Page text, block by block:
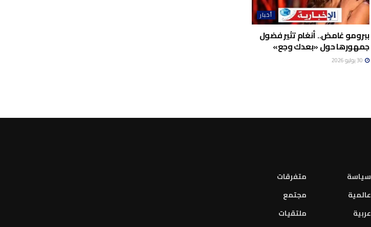
أخبار
ببرومو غامض.. أنغام تثير فضول
جمهورها حول «بعدك وجع»
سياسة
عالمية
عربية
متفرقات
مجتمع
ملتقيات